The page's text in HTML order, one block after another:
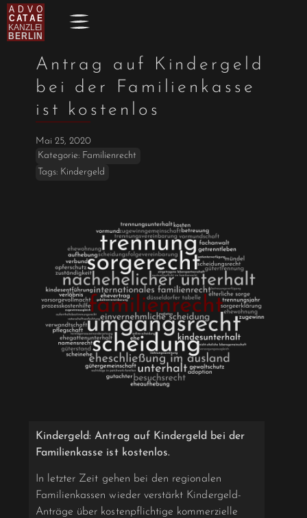
Antrag auf Kindergeld
bei der Familienkasse
ist kostenlos
Mai 25, 2020
Kategorie: Familienrecht
Tags: Kindergeld
Kindergeld: Antrag auf Kindergeld bei der
Familienkasse ist kostenlos.
In letzter Zeit gehen bei den regionalen
Familienkassen wieder verstärkt Kindergeld-
Anträge über kostenpflichtige kommerzielle